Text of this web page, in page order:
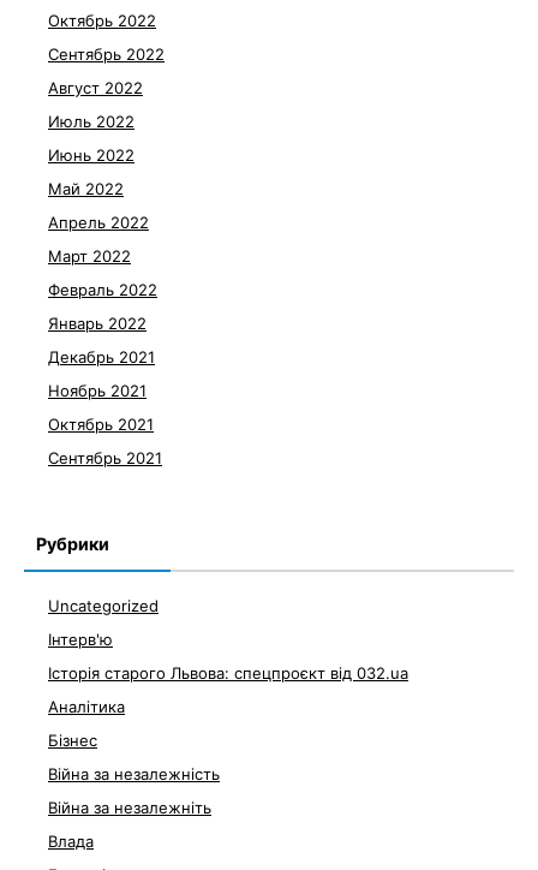
Октябрь 2022
Сентябрь 2022
Август 2022
Июль 2022
Июнь 2022
Май 2022
Апрель 2022
Март 2022
Февраль 2022
Январь 2022
Декабрь 2021
Ноябрь 2021
Октябрь 2021
Сентябрь 2021
Рубрики
Uncategorized
Інтерв'ю
Історія старого Львова: спецпроєкт від 032.ua
Аналітика
Бізнес
Війна за незалежність
Війна за незалежніть
Влада